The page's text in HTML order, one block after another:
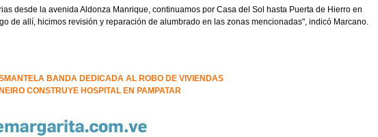
desde la avenida Aldonza Manrique, continuamos por Casa del Sol hasta Puerta de Hierro en
de allí, hicimos revisión y reparación de alumbrado en las zonas mencionadas", indicó Marcano.
BANDA DEDICADA AL ROBO DE VIVIENDAS
CONSTRUYE HOSPITAL EN PAMPATAR